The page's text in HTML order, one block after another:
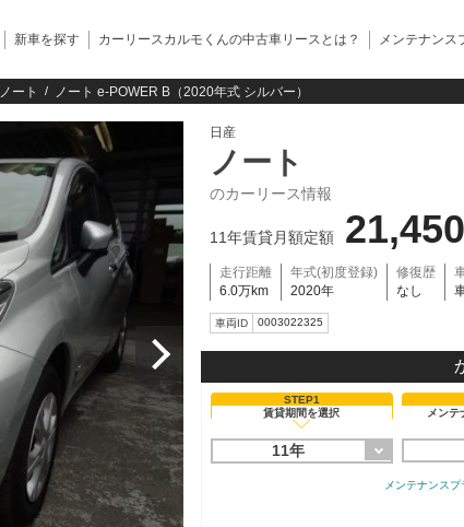
新車を探す カーリースカルモくんの中古車リースとは？ メンテナンス
ノート ノート e-POWER B（2020年式 シルバー）
日産
ノート
のカーリース情報
11年賃貸月額定額 21,450
走行距離
6.0万km
年式(初度登録)
2020年
修復歴
なし
車両ID 0003022325
STEP1
賃貸期間を選択
11年
メンテ
メンテナンス